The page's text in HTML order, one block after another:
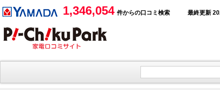
1,346,054 件からの口コミ検索 最終更新